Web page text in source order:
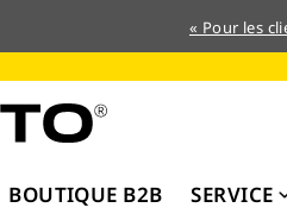
« Pour les
BOUTIQUE B2B SERVICE